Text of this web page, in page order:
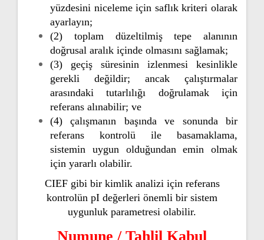
yüzdesini niceleme için saflık kriteri olarak
ayarlayın;
(2) toplam düzeltilmiş tepe alanının
doğrusal aralık içinde olmasını sağlamak;
(3) geçiş süresinin izlenmesi kesinlikle
gerekli değildir; ancak çalıştırmalar
arasındaki tutarlılığı doğrulamak için
referans alınabilir; ve
(4) çalışmanın başında ve sonunda bir
referans kontrolü ile basamaklama,
sistemin uygun olduğundan emin olmak
için yararlı olabilir.
CIEF gibi bir kimlik analizi için referans
kontrolün pI değerleri önemli bir sistem
uygunluk parametresi olabilir.
Numune / Tahlil Kabul